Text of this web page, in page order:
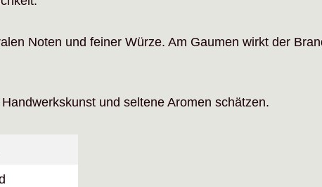
Noten und feiner Würze. Am Gaumen wirkt der
und seltene Aromen schätzen.